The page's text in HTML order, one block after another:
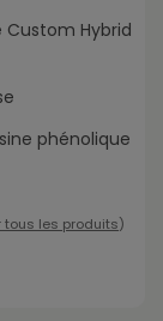
Custom Hybrid
phénolique
tous les produits)